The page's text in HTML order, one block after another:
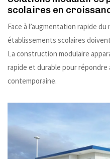
scolaires en
Face à l’augmentation rapide du
établissements scolaires
La construction modulaire
rapide et durable pour répondre
contemporaine.